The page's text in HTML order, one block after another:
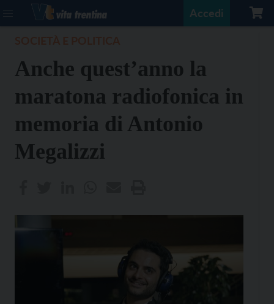
Accedi
Anche quest’anno la
maratona radiofonica in
memoria di Antonio
Megalizzi